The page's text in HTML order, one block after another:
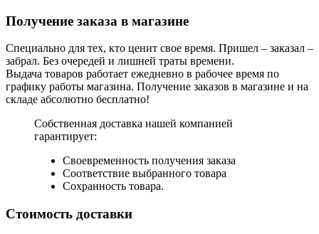
Получение заказа в магазине
Специально для тех, кто ценит свое время. Пришел – заказал –
забрал. Без очередей и лишней траты времени.
Выдача товаров работает ежедневно в рабочее время по
графику работы магазина. Получение заказов в магазине и на
складе абсолютно бесплатно!
Собственная доставка нашей компанией
гарантирует:
Своевременность получения заказа
Соответствие выбранного товара
Сохранность товара.
Стоимость доставки